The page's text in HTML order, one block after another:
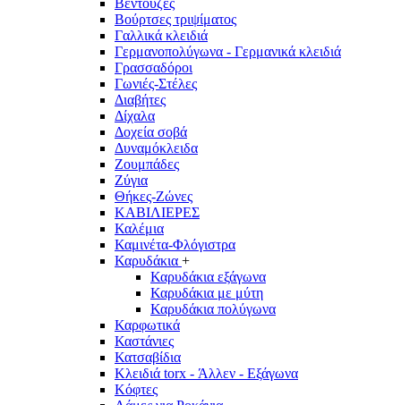
Βεντούζες
Βούρτσες τριψίματος
Γαλλικά κλειδιά
Γερμανοπολύγωνα - Γερμανικά κλειδιά
Γρασσαδόροι
Γωνιές-Στέλες
Διαβήτες
Δίχαλα
Δοχεία σοβά
Δυναμόκλειδα
Ζουμπάδες
Ζύγια
Θήκες-Ζώνες
ΚΑΒΙΛΙΕΡΕΣ
Καλέμια
Καμινέτα-Φλόγιστρα
Καρυδάκια +
Καρυδάκια εξάγωνα
Καρυδάκια με μύτη
Καρυδάκια πολύγωνα
Καρφωτικά
Καστάνιες
Κατσαβίδια
Κλειδιά torx - Άλλεν - Εξάγωνα
Κόφτες